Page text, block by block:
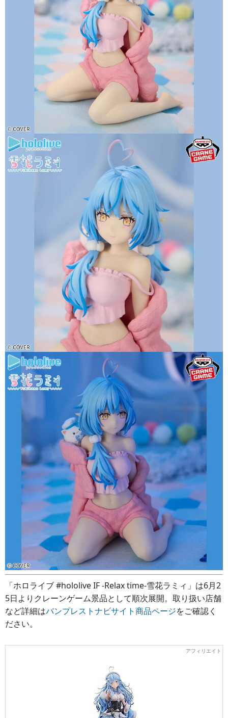
「ホロライブ #hololive IF -Relax time-雪花ラミィ」は6月2
5日よりクレーンゲーム景品として順次展開。取り扱い店舗
など詳細はバンプレストナビサイト商品ページをご確認く
ださい。